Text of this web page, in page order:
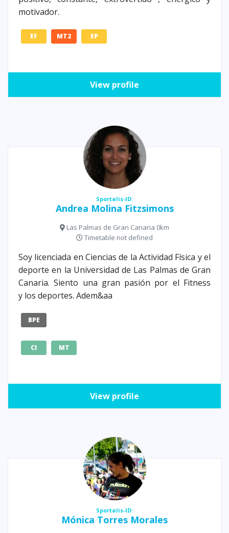
motivador.
EF MT2 EP
View profile
Sportalis-ID:
Andrea Molina Fitzsimons
Las Palmas de Gran Canaria 0km
Timetable not defined
Soy licenciada en Ciencias de la Actividad Física y el
deporte en la Universidad de Las Palmas de Gran
Canaria. Siento una gran pasión por el Fitness
y los deportes. Adem&aa
BPE
CI MT
View profile
Sportalis-ID:
Mónica Torres Morales